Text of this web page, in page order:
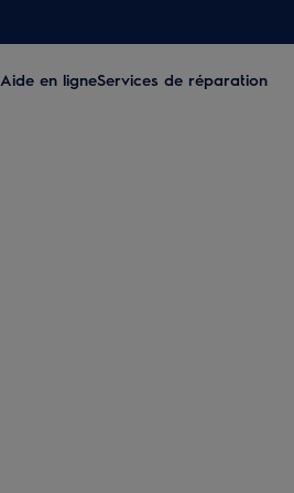
Aide en ligneServices de réparation